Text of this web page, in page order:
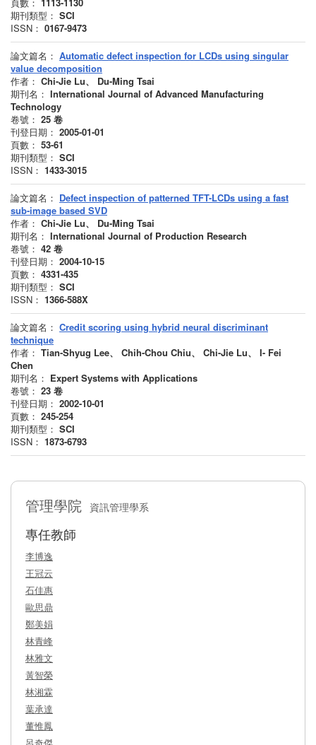
期刊類型： SCI
ISSN： 0167-9473
論文篇名： Automatic defect inspection for LCDs using singular
value decomposition
作者： Chi-Jie Lu、 Du-Ming Tsai
期刊名： International Journal of Advanced Manufacturing
Technology
卷號： 25 卷
刊登日期： 2005-01-01
頁數： 53-61
期刊類型： SCI
ISSN： 1433-3015
論文篇名： Defect inspection of patterned TFT-LCDs using a fast
sub-image based SVD
作者： Chi-Jie Lu、 Du-Ming Tsai
期刊名： International Journal of Production Research
卷號： 42 卷
刊登日期： 2004-10-15
頁數： 4331-435
期刊類型： SCI
ISSN： 1366-588X
論文篇名： Credit scoring using hybrid neural discriminant
technique
作者： Tian-Shyug Lee、 Chih-Chou Chiu、 Chi-Jie Lu、 I- Fei
Chen
期刊名： Expert Systems with Applications
卷號： 23 卷
刊登日期： 2002-10-01
頁數： 245-254
期刊類型： SCI
ISSN： 1873-6793
管理學院 資訊管理學系
專任教師
李博逸
王冠云
石佳惠
歐思鼎
鄭美娟
林青峰
林雅文
黃智榮
林湘霖
葉承達
董惟鳳